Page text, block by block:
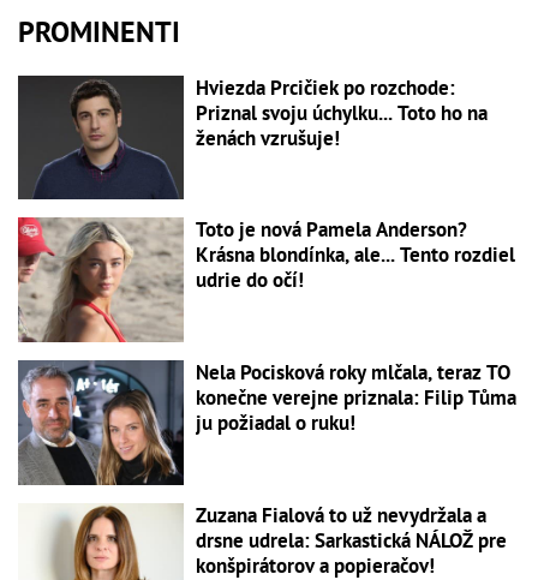
PROMINENTI
Hviezda Prcičiek po rozchode:
Priznal svoju úchylku... Toto ho na
ženách vzrušuje!
Toto je nová Pamela Anderson?
Krásna blondínka, ale... Tento rozdiel
udrie do očí!
Nela Pocisková roky mlčala, teraz TO
konečne verejne priznala: Filip Tůma
ju požiadal o ruku!
Zuzana Fialová to už nevydržala a
drsne udrela: Sarkastická NÁLOŽ pre
konšpirátorov a popieračov!